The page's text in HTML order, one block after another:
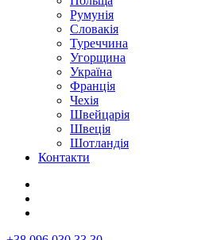
Румунія
Словакія
Туреччина
Угорщина
Україна
Франція
Чехія
Швейцарія
Швеція
Шотландія
Контакти